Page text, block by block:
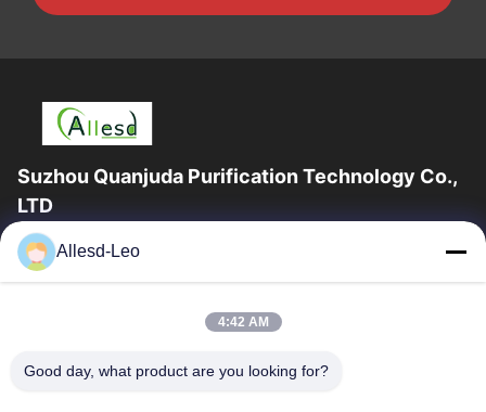
Suzhou Quanjuda Purification Technology Co.,
LTD
16years ervaring, als belangrijke fabrikant en exporteur van
ESD & Cleanroom producten, bieden wij een volledige lijn van
Huis
Producten
Allesd-Leo
4:42 AM
Good day, what product are you looking for?